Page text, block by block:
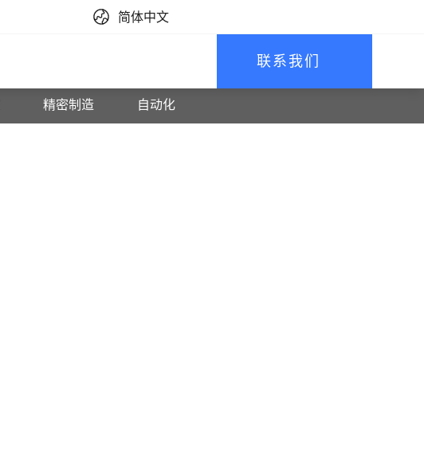
简体中文
联系我们
精密制造 自动化